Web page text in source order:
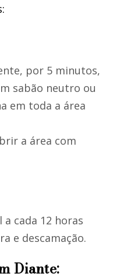
por 5 minutos,
sabão neutro ou
em toda a área
a área com
cada 12 horas
e descamação.
Diante: